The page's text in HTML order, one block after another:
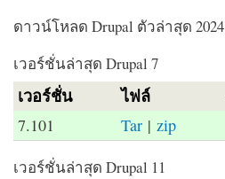
ดาวน์โหลด Drupal ตัวล่าสุด 2024
เวอร์ชั่นล่าสุด Drupal 7
เวอร์ชั่น ไฟล์
7.101 Tar |zip
เวอร์ชั่นล่าสุด Drupal 11